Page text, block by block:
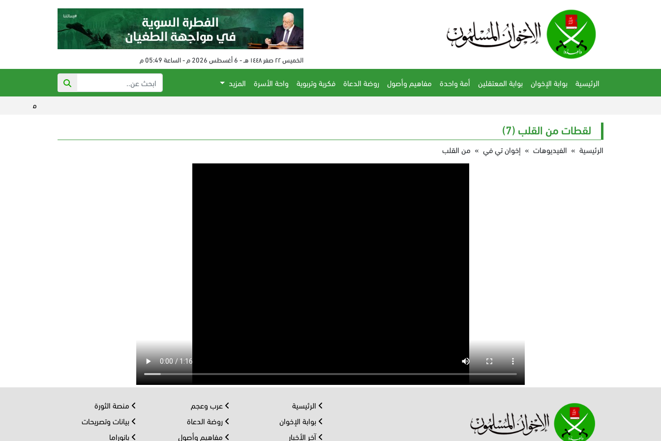
الخميس ٢٢ صفر ١٤٤٨ هـ - 6 أغسطس 2026 م - الساعة 05:49 م
الرئيسية بوابة الإخوان بوابة المعتقلين أمة واحدة مفاهيم وأصول روضة الدعاة فكرية وتربوية واحة الأسرة
المزيد
مخيم قلنديا
لقطات من القلب (7)
الرئيسية » الفيديوهات » إخوان تي في » من القلب
الرئيسية
بوابة الإخوان
آخر الأخبار
عرب وعجم
روضة الدعاة
مفاهيم وأصول
منصة الثورة
بيانات وتصريحات
بانوراما